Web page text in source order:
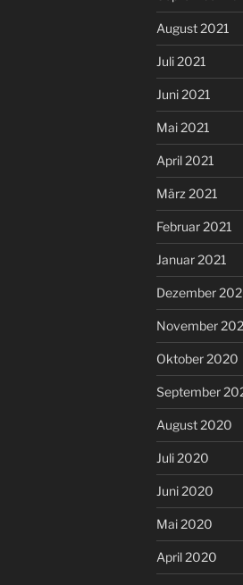
August 2021
Juli 2021
Juni 2021
Mai 2021
April 2021
März 2021
Februar 2021
Januar 2021
Dezember
November
Oktober 2020
September
August 2020
Juli 2020
Juni 2020
Mai 2020
April 2020